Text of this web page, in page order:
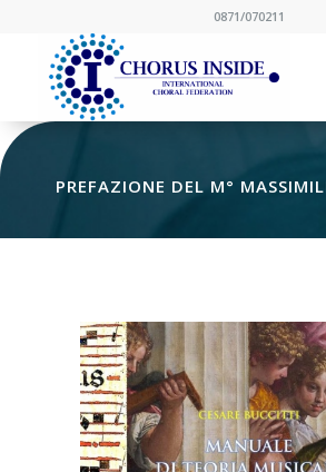
0871/070211
PREFAZIONE DEL M°